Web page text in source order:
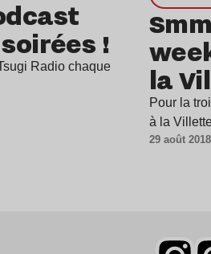
!
Radio chaque
la
Pour la
à la
29 août 2018